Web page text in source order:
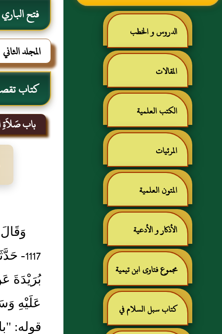
الدروس و الخطب
المقالات
الكتب العلمية
المرئيات
المتون العلمية
الأذكار و الأدعية
مجموع فتاوى ابن تيمية
كتاب سبل السلام في
فتح
المجلد الثاني
كتاب
باب صَلاَةِ
بُرَيْدَةَ
عَلَيْهِ
قوله: